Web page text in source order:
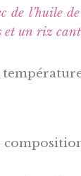
l’huile
et un riz